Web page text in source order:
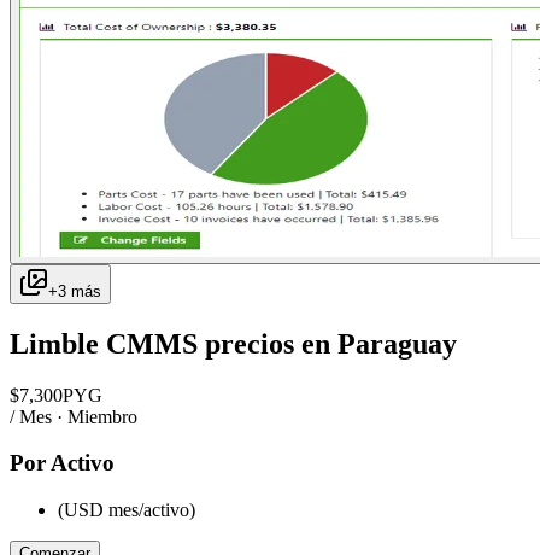
+3 más
Limble CMMS precios en Paraguay
$7,300PYG
/ Mes · Miembro
Por Activo
(USD mes/activo)